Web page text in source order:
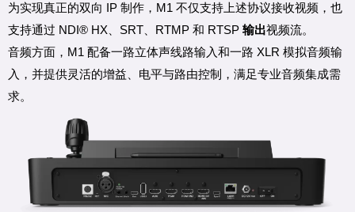
为实现真正的双向 IP 制作，M1 不仅支持上述协议接收视频，也
支持通过 NDI® HX、SRT、RTMP 和 RTSP 输出视频流。
音频方面，M1 配备一路立体声线路输入和一路 XLR 模拟音频输
入，并提供灵活的增益、电平与路由控制，满足专业音频集成需
求。